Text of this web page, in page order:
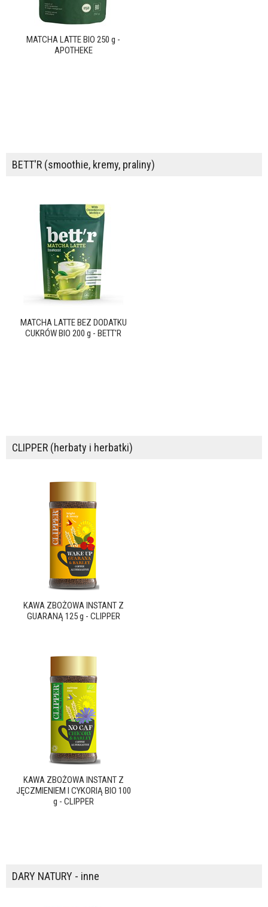
MATCHA LATTE BIO 250 g -
APOTHEKE
BETT'R (smoothie, kremy, praliny)
MATCHA LATTE BEZ DODATKU
CUKRÓW BIO 200 g - BETT'R
CLIPPER (herbaty i herbatki)
KAWA ZBOŻOWA INSTANT Z
GUARANĄ 125 g - CLIPPER
KAWA ZBOŻOWA INSTANT Z
JĘCZMIENIEM I CYKORIĄ BIO 100
g - CLIPPER
DARY NATURY - inne